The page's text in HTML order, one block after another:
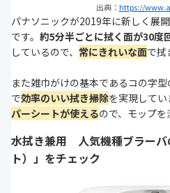
出典： https://
パナソニックが2019年に新しく展
です。 約5分半ごとに拭く面が30度
しているので、 常にきれいな面で拭
また雑巾がけの基本であるコの字
で効率のいい拭き掃除を実現してい
パーシートが使えるので、モップを
水拭き兼用 人気機種ブラー
ト）」をチェック